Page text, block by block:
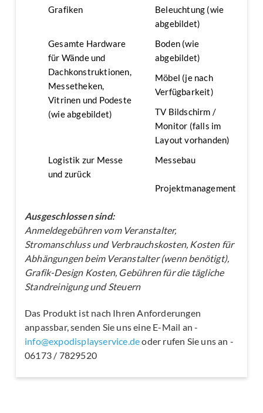
Grafiken
Beleuchtung (wie
abgebildet)
Gesamte Hardware
für Wände und
Dachkonstruktionen,
Messetheken,
Vitrinen und Podeste
(wie abgebildet)
Boden (wie
abgebildet)
Möbel (je nach
Verfügbarkeit)
TV Bildschirm /
Monitor (falls im
Layout vorhanden)
Logistik zur Messe
und zurück
Messebau
Projektmanagement
Ausgeschlossen sind:
Anmeldegebühren vom Veranstalter,
Stromanschluss und Verbrauchskosten, Kosten für
Abhängungen beim Veranstalter (wenn benötigt),
Grafik-Design Kosten, Gebühren für die tägliche
Standreinigung und Steuern
Das Produkt ist nach Ihren Anforderungen
anpassbar, senden Sie uns eine E-Mail an -
info@expodisplayservice.deoder rufen Sie uns an -
06173 / 7829520